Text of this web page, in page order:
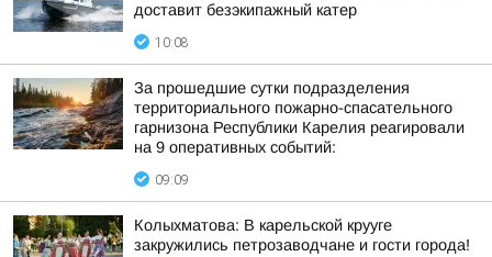
доставит безэкипажный катер
10:08
За прошедшие сутки подразделения
территориального пожарно-спасательного
гарнизона Республики Карелия реагировали
на 9 оперативных событий:
09:09
Колыхматова: В карельской крууге
закружились петрозаводчане и гости города!